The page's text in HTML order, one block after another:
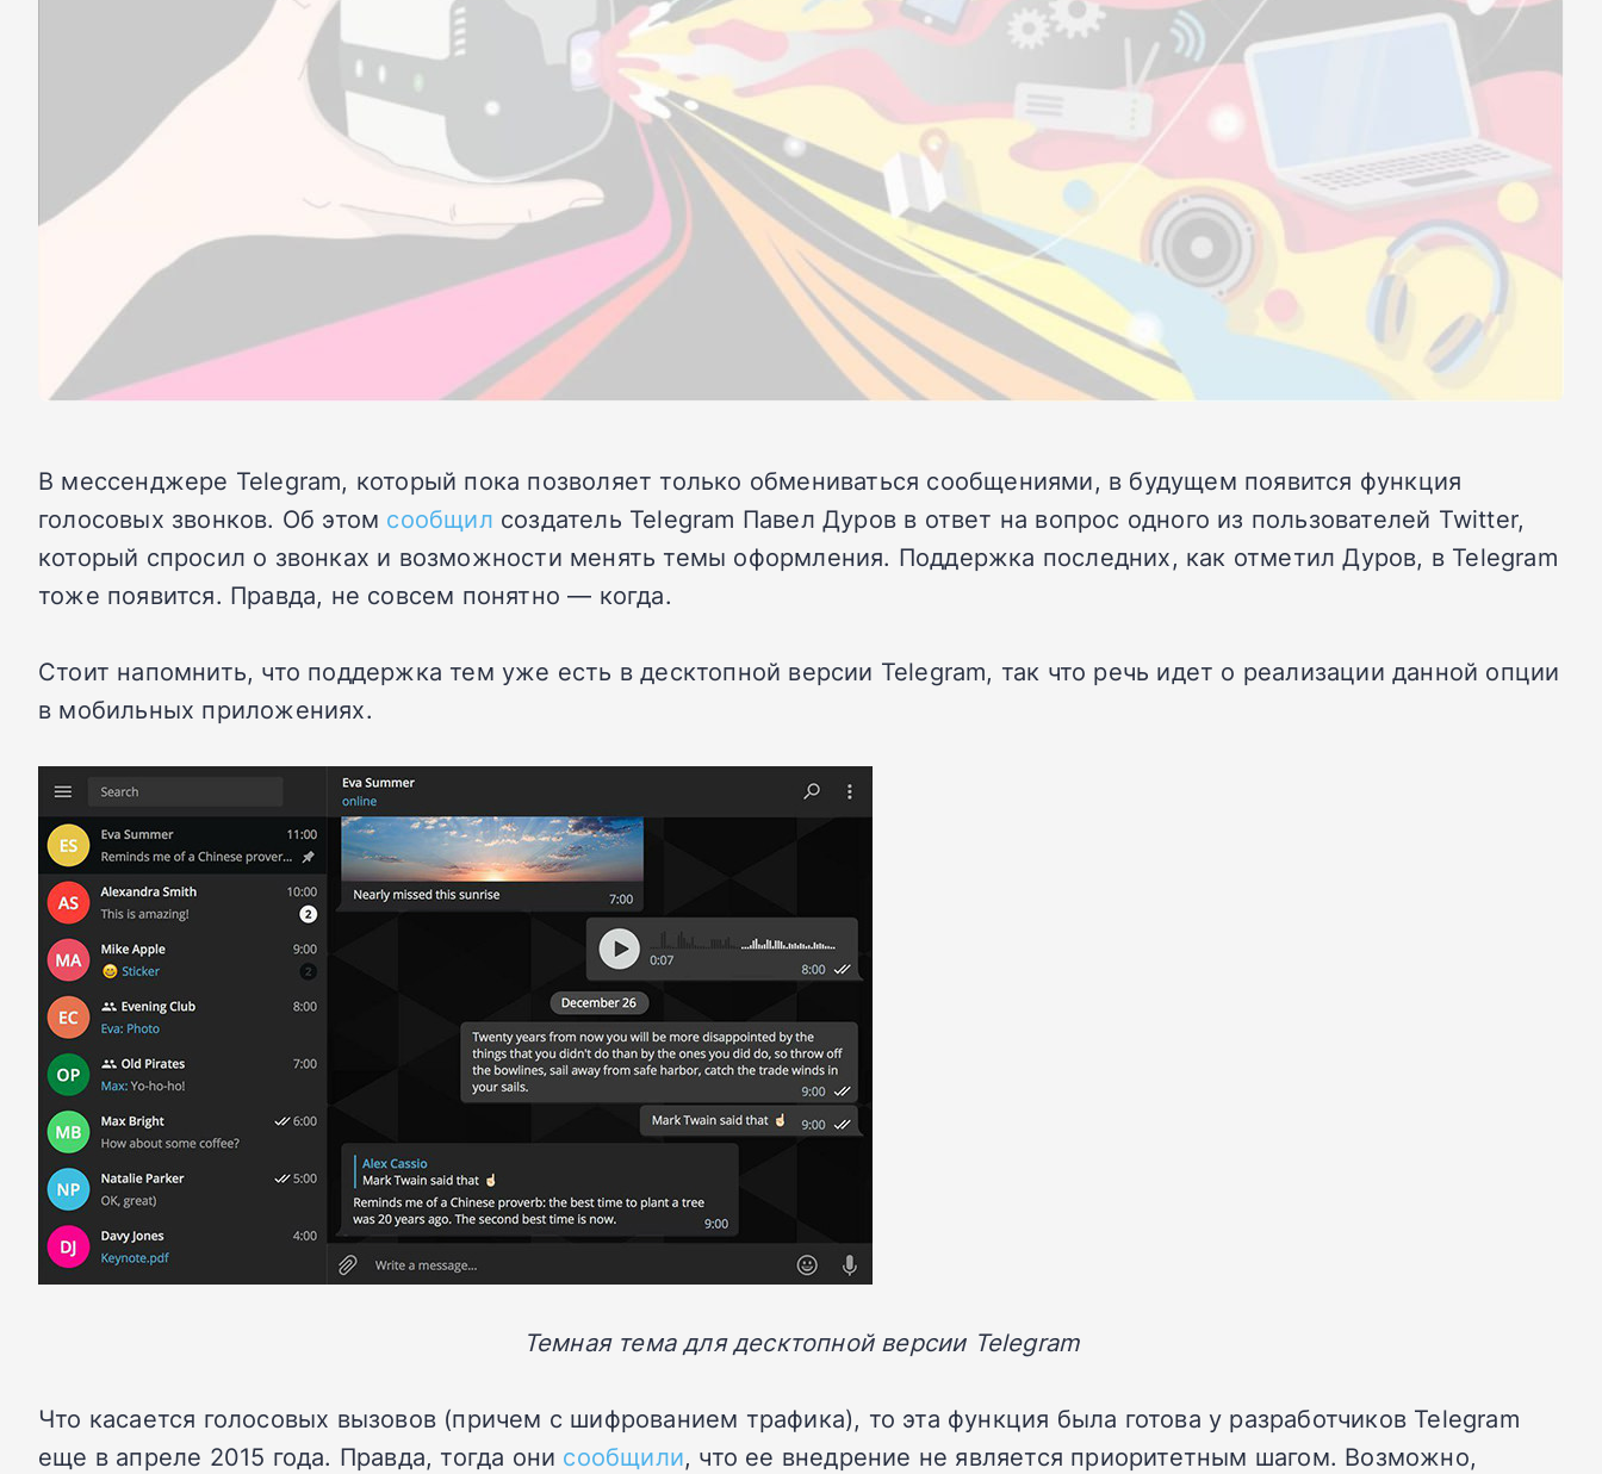
В мессенджере Telegram, который пока позволяет только обмениваться сообщениями, в будущем появится функция
голосовых звонков. Об этом сообщил создатель Telegram Павел Дуров в ответ на вопрос одного из пользователей Twitter,
который спросил о звонках и возможности менять темы оформления. Поддержка последних, как отметил Дуров, в Telegram
тоже появится. Правда, не совсем понятно — когда.
Стоит напомнить, что поддержка тем уже есть в десктопной версии Telegram, так что речь идет о реализации данной опции
в мобильных приложениях.
Темная тема для десктопной версии Telegram
Что касается голосовых вызовов (причем с шифрованием трафика), то эта функция была готова у разработчиков Telegram
еще в апреле 2015 года. Правда, тогда они сообщили, что ее внедрение не является приоритетным шагом. Возможно,